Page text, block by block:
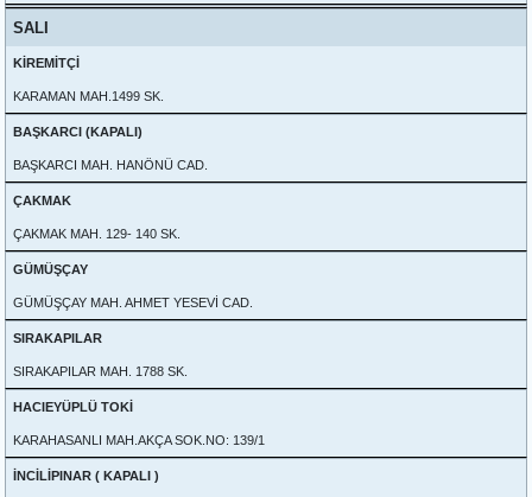
SALI
KİREMİTÇİ
KARAMAN MAH.1499 SK.
BAŞKARCI (KAPALI)
BAŞKARCI MAH. HANÖNÜ CAD.
ÇAKMAK
ÇAKMAK MAH. 129- 140 SK.
GÜMÜŞÇAY
GÜMÜŞÇAY MAH. AHMET YESEVİ CAD.
SIRAKAPILAR
SIRAKAPILAR MAH. 1788 SK.
HACIEYÜPLÜ TOKİ
KARAHASANLI MAH.AKÇA SOK.NO: 139/1
İNCİLİPINAR ( KAPALI )